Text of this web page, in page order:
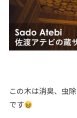
この木は消臭、虫
です